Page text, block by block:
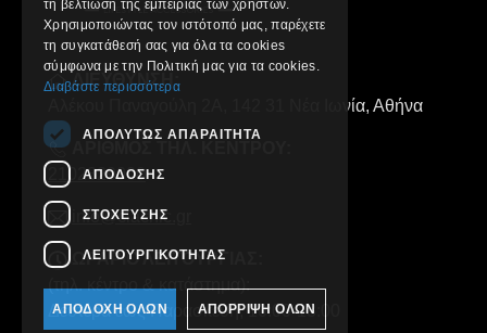
ΔΙΕΥΘΥΝΣΗ:
Αλέκου Παναγούλη 2Α, 142 31 Νέα Ιωνία, Αθήνα
2102829000
info@clachic.gr
ΩΡΑΡΙΟ ΛΕΙΤΟΥΡΓΙΑΣ:
(τηλ. κέντρο & κατάστημα):
Δευτέρα έως Παρασκευή, 10:00-18:00
τη βελτίωση της εμπειρίας των χρηστών.
Χρησιμοποιώντας τον ιστότοπό μας, παρέχετε
τη συγκατάθεσή σας για όλα τα cookies
σύμφωνα με την Πολιτική μας για τα cookies.
Διαβάστε περισσότερα
ΑΠΟΛΎΤΩΣ ΑΠΑΡΑΊΤΗΤΑ
ΑΠΌΔΟΣΗΣ
ΣΤΌΧΕΥΣΗΣ
ΛΕΙΤΟΥΡΓΙΚΌΤΗΤΑΣ
ΑΠΟΔΟΧΉ ΌΛΩΝ ΑΠΌΡΡΙΨΗ ΌΛΩΝ